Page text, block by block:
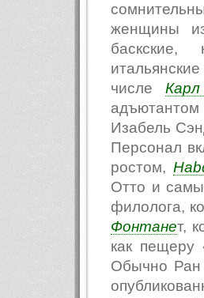
женщины
баскские,
числе
Изабель
Персонал
ростом,
Отто и
филолога,
Фонтанет,
как
Обычно Ран